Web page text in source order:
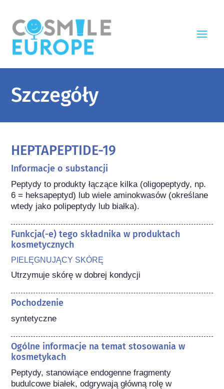
Szczegóły
HEPTAPEPTIDE-19
Informacje o substancji
Peptydy to produkty łączące kilka (oligopeptydy, np.
6 = heksapeptyd) lub wiele aminokwasów (określane
wtedy jako polipeptydy lub białka).
Funkcja(-e) tego składnika w produktach
kosmetycznych
PIELĘGNUJĄCY SKÓRĘ
Utrzymuje skórę w dobrej kondycji
Pochodzenie
syntetyczne
Ogólne informacje na temat stosowania w
kosmetykach
Peptydy, stanowiące endogenne fragmenty
budulcowe białek, odgrywają główną rolę w